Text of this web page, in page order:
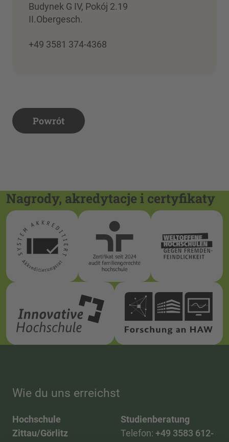
Budynek G IV, Pokój 2.19
II.Obergesch.
+49 3581 374-4368
Powrót
Nagrody, akredytacje i certyfikaty
Wie du uns erreichst
Hochschule
Zittau/Görlitz
Studienberatung
Telefon: +49 3583 612-